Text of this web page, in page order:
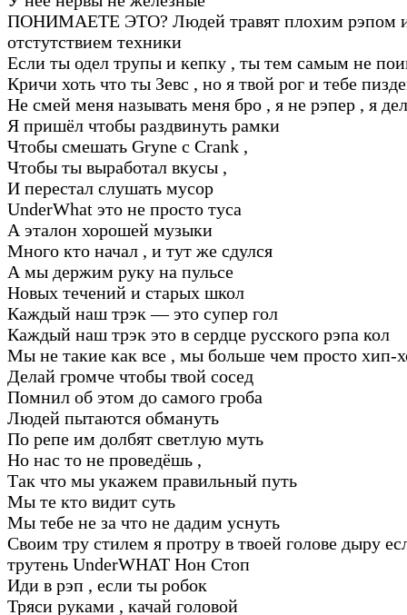
ПОНИМАЕТЕ ЭТО? Людей травят плохим рэпом
отстутствием техники
Если ты одел трупы и кепку , ты тем самым не
Кричи хоть что ты Зевс , но я твой рог и тебе
Не смей меня называть меня бро , я не рэпер , я
Я пришёл чтобы раздвинуть рамки
Чтобы смешать Gryne с Crank ,
Чтобы ты выработал вкусы ,
И перестал слушать мусор
UnderWhat это не просто туса
А эталон хорошей музыки
Много кто начал , и тут же сдулся
А мы держим руку на пульсе
Новых течений и старых школ
Каждый наш трэк — это супер гол
Каждый наш трэк это в сердце русского рэпа кол
Мы не такие как все , мы больше чем просто хип-
Делай громче чтобы твой сосед
Помнил об этом до самого гроба
Людей пытаются обмануть
По репе им долбят светлую муть
Но нас то не проведёшь ,
Так что мы укажем правильный путь
Мы те кто видит суть
Мы тебе не за что не дадим уснуть
Своим тру стилем я протру в твоей голове дыру
трутень UnderWHAT Нон Стоп
Иди в рэп , если ты робок
Тряси руками , качай головой